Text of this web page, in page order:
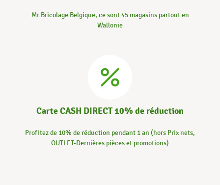
Mr.Bricolage Belgique, ce sont 45 magasins partout en
Wallonie
Carte CASH DIRECT 10% de réduction
Profitez de 10% de réduction pendant 1 an (hors Prix nets,
OUTLET-Dernières pièces et promotions)